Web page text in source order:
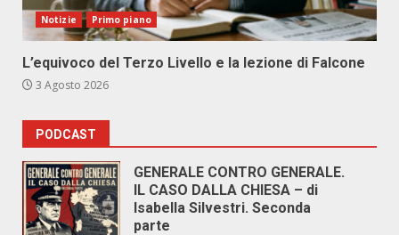
Notizie Primo piano
L’equivoco del Terzo Livello e la lezione di Falcone
3 Agosto 2026
PODCAST
GENERALE CONTRO GENERALE.
IL CASO DALLA CHIESA – di
Isabella Silvestri. Seconda
parte